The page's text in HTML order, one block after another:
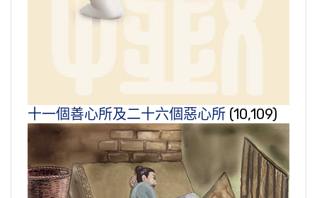
十一個善心所及二十六個惡心所 (10,109)